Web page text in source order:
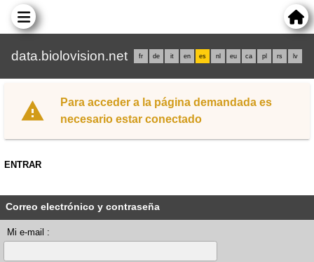
data.biolovision.net fr de it en es nl eu ca pl rs lv
Para acceder a la página demandada es
necesario estar conectado
ENTRAR
Correo electrónico y contraseña
Mi e-mail :